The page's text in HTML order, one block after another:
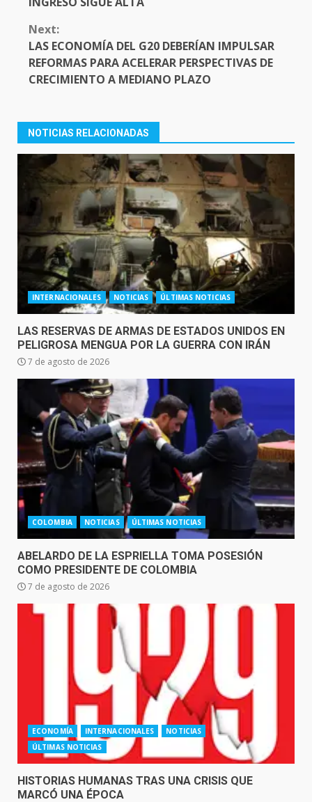
Next:
LAS ECONOMÍA DEL G20 DEBERÍAN IMPULSAR
REFORMAS PARA ACELERAR PERSPECTIVAS DE
CRECIMIENTO A MEDIANO PLAZO
NOTICIAS RELACIONADAS
INTERNACIONALES NOTICIAS ÚLTIMAS NOTICIAS
LAS RESERVAS DE ARMAS DE ESTADOS UNIDOS EN
PELIGROSA MENGUA POR LA GUERRA CON IRÁN
7 de agosto de 2026
COLOMBIA NOTICIAS ÚLTIMAS NOTICIAS
ABELARDO DE LA ESPRIELLA TOMA POSESIÓN
COMO PRESIDENTE DE COLOMBIA
7 de agosto de 2026
ECONOMÍA INTERNACIONALES
NOTICIAS
ÚLTIMAS NOTICIAS
HISTORIAS HUMANAS TRAS UNA CRISIS QUE
MARCÓ UNA ÉPOCA